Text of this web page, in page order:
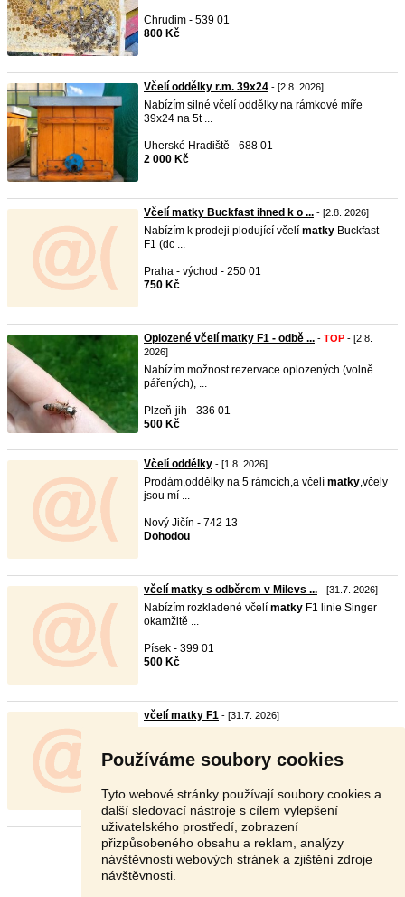
Používáme soubory cookies
Tyto webové stránky používají soubory cookies a
další sledovací nástroje s cílem vylepšení
uživatelského prostředí, zobrazení
přizpůsobeného obsahu a reklam, analýzy
návštěvnosti webových stránek a zjištění zdroje
návštěvnosti.
Chrudim - 539 01
800 Kč
Včelí oddělky r.m. 39x24 - [2.8. 2026]
Nabízím silné včelí oddělky na rámkové míře
39x24 na 5t ...
Uherské Hradiště - 688 01
2 000 Kč
Včelí matky Buckfast ihned k o ... - [2.8. 2026]
Nabízím k prodeji plodující včelí matky Buckfast
F1 (dc ...
Praha - východ - 250 01
750 Kč
Oplozené včelí matky F1 - odbě ... - TOP - [2.8.
2026]
Nabízím možnost rezervace oplozených (volně
pářených), ...
Plzeň-jih - 336 01
500 Kč
Včelí oddělky - [1.8. 2026]
Prodám,oddělky na 5 rámcích,a včelí matky,včely
jsou mí ...
Nový Jičín - 742 13
Dohodou
včelí matky s odběrem v Milevs ... - [31.7. 2026]
Nabízím rozkladené včelí matky F1 linie Singer
okamžitě ...
Písek - 399 01
500 Kč
včelí matky F1 - [31.7. 2026]
V textu
Stránka: 1 2 3 Další